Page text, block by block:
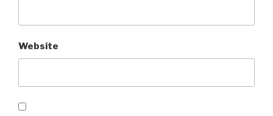
Website